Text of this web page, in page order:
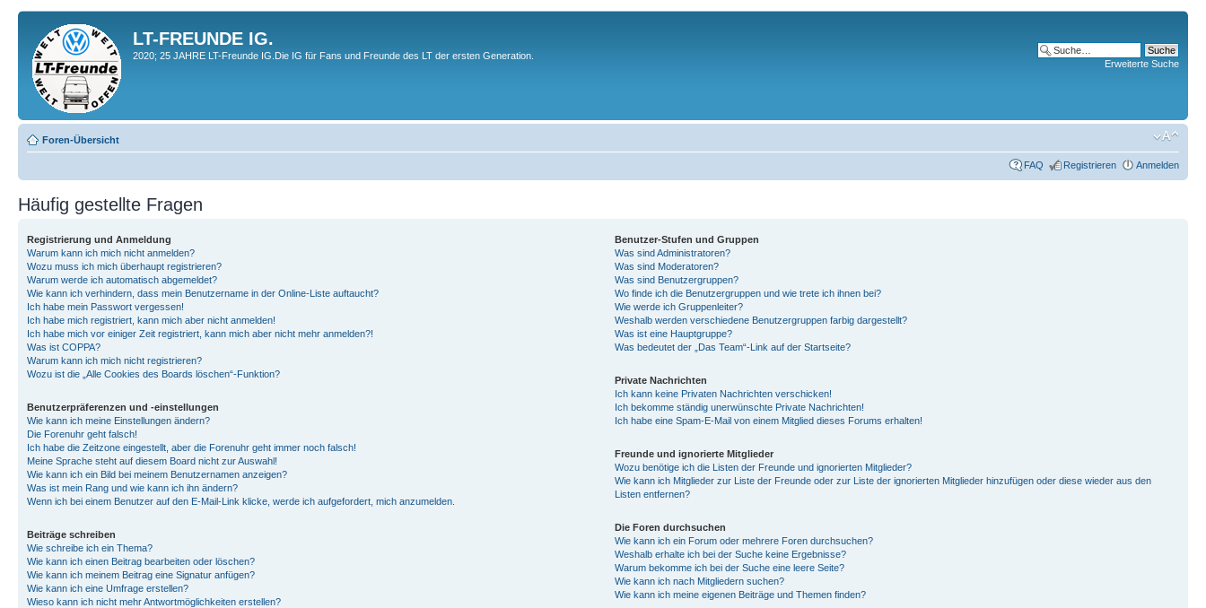
LT-FREUNDE IG.
2020; 25 JAHRE LT-Freunde IG.Die IG für Fans und Freunde des LT der ersten Generation.
Erweiterte Suche
Foren-Übersicht
FAQ Registrieren Anmelden
Häufig gestellte Fragen
Registrierung und Anmeldung
Warum kann ich mich nicht anmelden?
Wozu muss ich mich überhaupt registrieren?
Warum werde ich automatisch abgemeldet?
Wie kann ich verhindern, dass mein Benutzername in der Online-Liste auftaucht?
Ich habe mein Passwort vergessen!
Ich habe mich registriert, kann mich aber nicht anmelden!
Ich habe mich vor einiger Zeit registriert, kann mich aber nicht mehr anmelden?!
Was ist COPPA?
Warum kann ich mich nicht registrieren?
Wozu ist die „Alle Cookies des Boards löschen“-Funktion?
Benutzerpräferenzen und -einstellungen
Wie kann ich meine Einstellungen ändern?
Die Forenuhr geht falsch!
Ich habe die Zeitzone eingestellt, aber die Forenuhr geht immer noch falsch!
Meine Sprache steht auf diesem Board nicht zur Auswahl!
Wie kann ich ein Bild bei meinem Benutzernamen anzeigen?
Was ist mein Rang und wie kann ich ihn ändern?
Wenn ich bei einem Benutzer auf den E-Mail-Link klicke, werde ich aufgefordert, mich anzumelden.
Beiträge schreiben
Wie schreibe ich ein Thema?
Wie kann ich einen Beitrag bearbeiten oder löschen?
Wie kann ich meinem Beitrag eine Signatur anfügen?
Wie kann ich eine Umfrage erstellen?
Wieso kann ich nicht mehr Antwortmöglichkeiten erstellen?
Benutzer-Stufen und Gruppen
Was sind Administratoren?
Was sind Moderatoren?
Was sind Benutzergruppen?
Wo finde ich die Benutzergruppen und wie trete ich ihnen bei?
Wie werde ich Gruppenleiter?
Weshalb werden verschiedene Benutzergruppen farbig dargestellt?
Was ist eine Hauptgruppe?
Was bedeutet der „Das Team“-Link auf der Startseite?
Private Nachrichten
Ich kann keine Privaten Nachrichten verschicken!
Ich bekomme ständig unerwünschte Private Nachrichten!
Ich habe eine Spam-E-Mail von einem Mitglied dieses Forums erhalten!
Freunde und ignorierte Mitglieder
Wozu benötige ich die Listen der Freunde und ignorierten Mitglieder?
Wie kann ich Mitglieder zur Liste der Freunde oder zur Liste der ignorierten Mitglieder hinzufügen oder diese wieder aus den
Listen entfernen?
Die Foren durchsuchen
Wie kann ich ein Forum oder mehrere Foren durchsuchen?
Weshalb erhalte ich bei der Suche keine Ergebnisse?
Warum bekomme ich bei der Suche eine leere Seite?
Wie kann ich nach Mitgliedern suchen?
Wie kann ich meine eigenen Beiträge und Themen finden?